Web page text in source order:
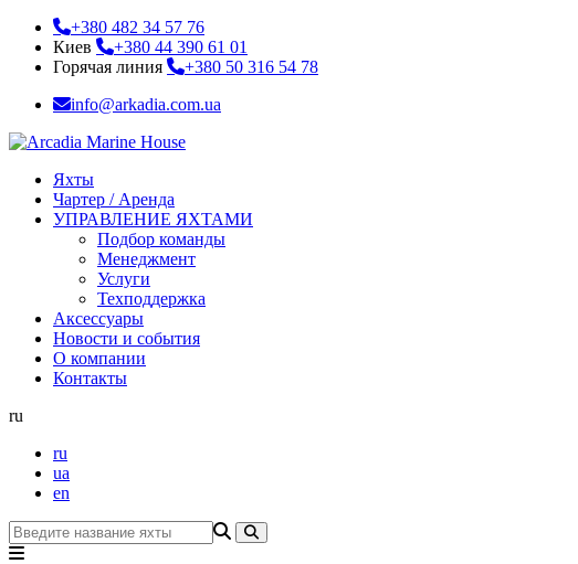
+380 482 34 57 76
Киев
+380 44 390 61 01
Горячая линия
+380 50 316 54 78
info@arkadia.com.ua
Яхты
Чартер / Аренда
УПРАВЛЕНИЕ ЯХТАМИ
Подбор команды
Менеджмент
Услуги
Техподдержка
Аксессуары
Новости и события
О компании
Контакты
ru
ru
ua
en